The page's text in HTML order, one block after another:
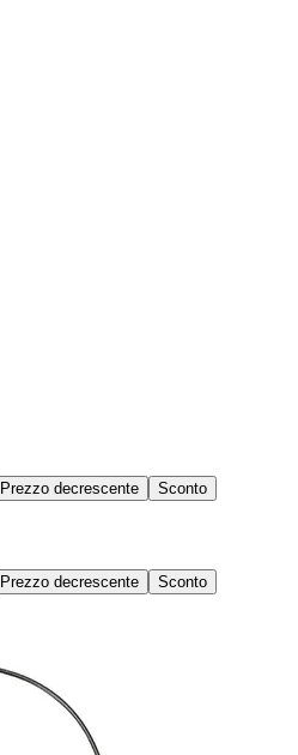
Prezzo decrescente Sconto
Prezzo decrescente Sconto